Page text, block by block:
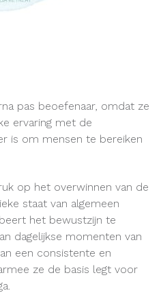
pas beoefenaar, omdat ze
ervaring met de
is om mensen te bereiken
op het overwinnen van de
staat van algemeen
het bewustzijn te
dagelijkse momenten van
een consistente en
ze de basis legt voor